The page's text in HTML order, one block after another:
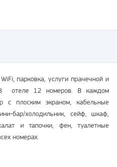
парковка, услуги прачечной и
В отеле 12 номеров. В каждом
с плоским экраном, кабельные
бар/холодильник, сейф, шкаф,
и тапочки, фен, туалетные
номерах.